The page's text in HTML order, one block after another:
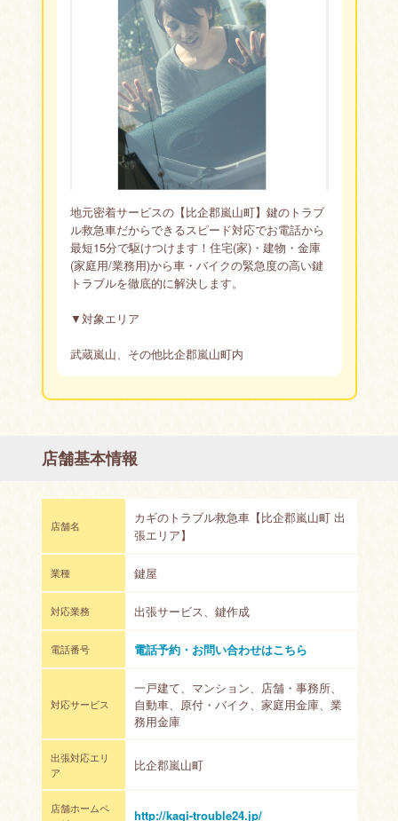
地元密着サービスの【比企郡嵐山町】鍵のトラブ
ル救急車だからできるスピード対応でお電話から
最短15分で駆けつけます！住宅(家)・建物・金庫
(家庭用/業務用)から車・バイクの緊急度の高い鍵
トラブルを徹底的に解決します。
▼対象エリア
武蔵嵐山、その他比企郡嵐山町内
店舗基本情報
店舗名
カギのトラブル救急車【比企郡嵐山町 出
張エリア】
業種 鍵屋
対応業務 出張サービス、鍵作成
電話番号 電話予約・お問い合わせはこちら
対応サービス
一戸建て、マンション、店舗・事務所、
自動車、原付・バイク、家庭用金庫、業
務用金庫
出張対応エリ
ア
比企郡嵐山町
店舗ホームペ
http://kagi-trouble24.jp/